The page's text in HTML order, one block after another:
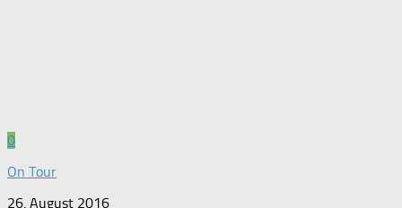
0
On Tour
26. August 2016